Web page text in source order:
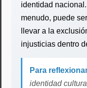
identidad
menudo, puede
llevar a la
injusticias dentro
Para
identidad